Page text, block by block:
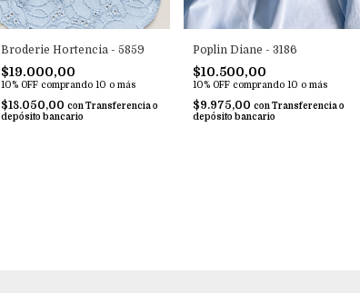
Broderie Hortencia - 5859
$19.000,00
10% OFF comprando 10 o más
$18.050,00 conTransferencia o
depósito bancario
Poplin Diane - 3186
$10.500,00
10% OFF comprando 10 o más
$9.975,00con Transferencia o
depósito bancario